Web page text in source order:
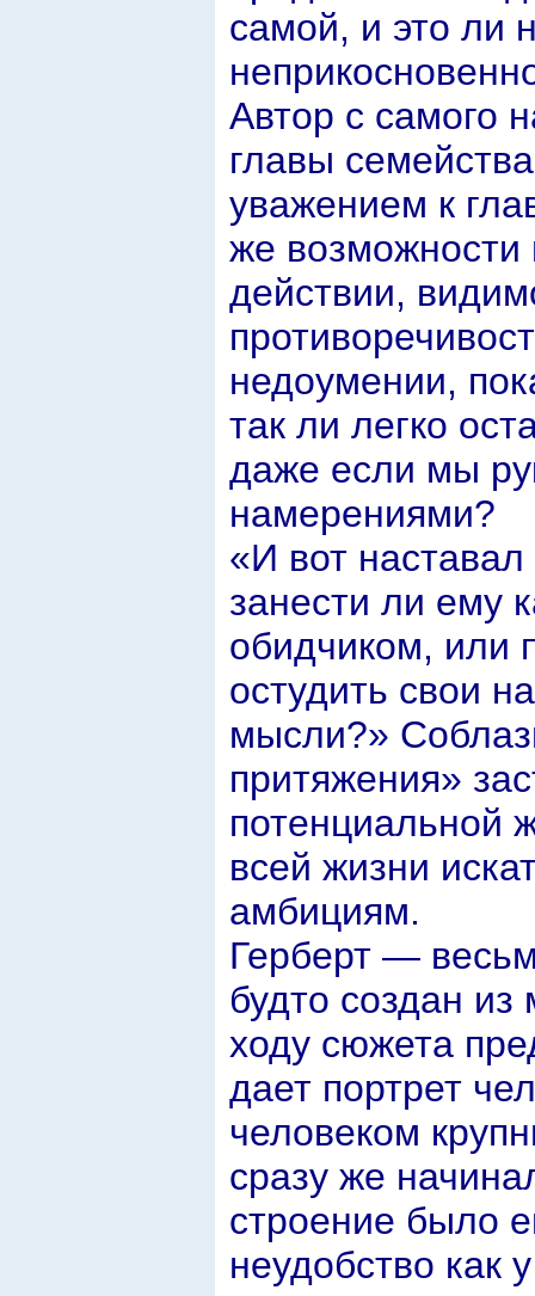
самой, и это ли
Автор с самого
главы
уважением к
же возможности
действии,
недоумении,
так ли легко
даже если мы
намерениями?
«И вот
занести ли ему
обидчиком, или
остудить свои
мысли?»
притяжения»
потенциальной
всей жизни
амбициям.
Герберт —
будто создан
ходу сюжета
дает портрет
человеком
сразу же
строение было
неудобство как